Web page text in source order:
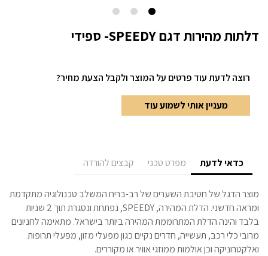
דלתות מהירות דגם SPEEDY- ספידי
רוצה לדעת עוד פרטים על המוצר ולקבל הצעת מחיר?
מעניין אותי לשמוע עוד
כדאי לדעת מפרט טכני קבצים להורדה
מוצר הדגל של חטיבת השערים של רב-בריח המשלב טכנולוגיה מתקדמת
ומראה חדשני. הדלת המהירה, SPEEDY, נפתחת ונסגרת תוך 2 שניות
בלבד והינה הדלת המתרוממת המהירה ביותר בישראל. מתאימה לחניונים
מרובי כלי רכב, תעשייה, חדרים נקיים כגון מפעלי מזון, מפעלי תרופות
ואלקטרוניקה וכן אולמות ממוזגי אוויר או מקוררים.